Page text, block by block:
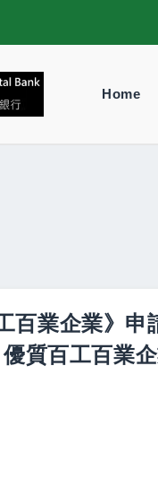
Home
百業企業》
質百工百業